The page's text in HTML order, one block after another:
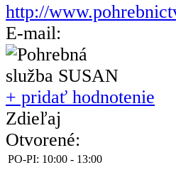
http://
E-mail:
+ pridať hodnotenie
Zdieľaj
Otvorené:
PO-PI: 10:00 - 13:00